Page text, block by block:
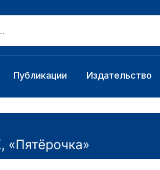
Публикации Издательство